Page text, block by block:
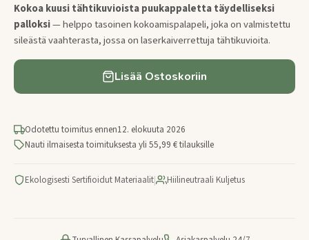
Kokoa kuusi tähtikuvioista puukappaletta täydelliseksi
palloksi— helppo tasoinen kokoamispalapeli, joka on valmistettu
sileästä vaahterasta, jossa on laserkaiverrettuja tähtikuvioita.
Lisää Ostoskoriin
Odotettu toimitus ennen12. elokuuta 2026
Nauti ilmaisesta toimituksesta yli 55,99 € tilauksille
Ekologisesti Sertifioidut Materiaalit| Hiilineutraali Kuljetus